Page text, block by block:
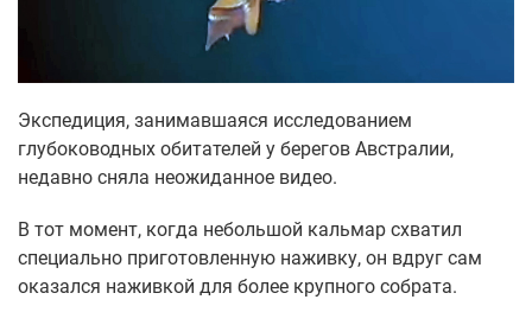
Экспедиция, занимавшаяся исследованием
глубоководных обитателей у берегов Австралии,
недавно сняла неожиданное видео.
В тот момент, когда небольшой кальмар схватил
специально приготовленную наживку, он вдруг сам
оказался наживкой для более крупного собрата.